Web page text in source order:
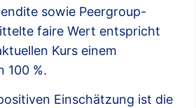
sowie Peergroup-
faire Wert entspricht
Kurs einem
100 %.
Einschätzung ist die